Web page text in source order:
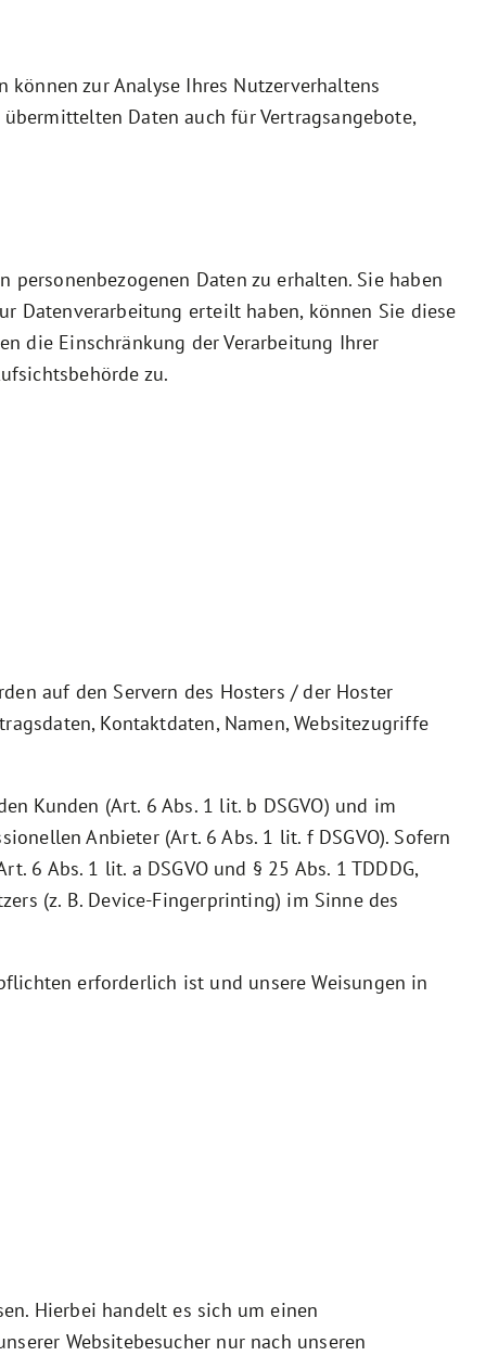
zur Analyse Ihres Nutzerverhaltens
Daten auch für Vertragsangebote,
Daten zu erhalten. Sie haben
Datenverarbeitung erteilt haben, können Sie diese
die Einschränkung der Verarbeitung Ihrer
zu.
auf den Servern des Hosters / der Hoster
Kontaktdaten, Namen, Websitezugriffe
Kunden (Art. 6 Abs. 1 lit. b DSGVO) und im
Anbieter (Art. 6 Abs. 1 lit. f DSGVO). Sofern
Abs. 1 lit. a DSGVO und § 25 Abs. 1 TDDDG,
(z. B. Device-Fingerprinting) im Sinne des
erforderlich ist und unsere Weisungen in
Hierbei handelt es sich um einen
Websitebesucher nur nach unseren